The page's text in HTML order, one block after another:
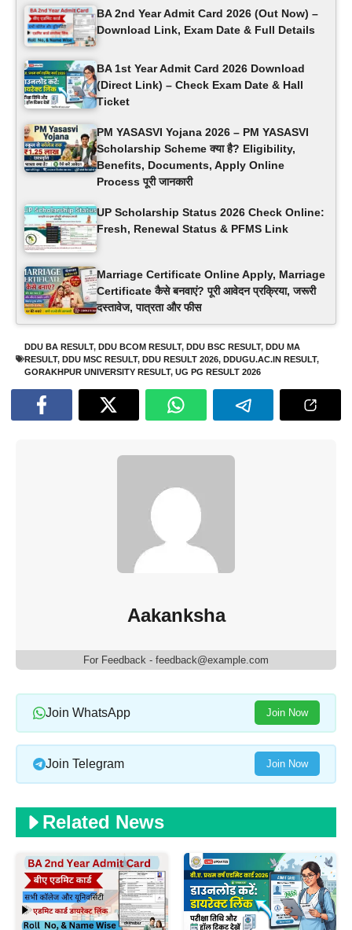
BA 2nd Year Admit Card 2026 (Out Now) –
Download Link, Exam Date & Full Details
BA 1st Year Admit Card 2026 Download
(Direct Link) – Check Exam Date & Hall
Ticket
PM YASASVI Yojana 2026 – PM YASASVI
Scholarship Scheme क्या है? Eligibility,
Benefits, Documents, Apply Online
Process पूरी जानकारी
UP Scholarship Status 2026 Check Online:
Fresh, Renewal Status & PFMS Link
Marriage Certificate Online Apply, Marriage
Certificate कैसे बनवाएं? पूरी आवेदन प्रक्रिया, जरूरी
दस्तावेज, पात्रता और फीस
DDU BA RESULT, DDU BCOM RESULT, DDU BSC RESULT, DDU MA
RESULT, DDU MSC RESULT, DDU RESULT 2026, DDUGU.AC.IN RESULT,
GORAKHPUR UNIVERSITY RESULT, UG PG RESULT 2026
Aakanksha
For Feedback - feedback@example.com
Join WhatsApp Join Now
Join Telegram Join Now
Related News